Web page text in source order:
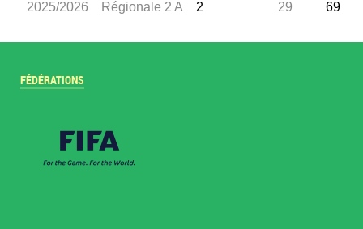
2025/2026 Régionale 2 A 2 29 69
FÉDÉRATIONS